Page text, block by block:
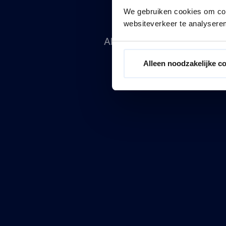
We gebruiken cookies om
websiteverkeer te
Alleen noodzakelijke
Als je heerlijk uit eten wil,
veel meer.